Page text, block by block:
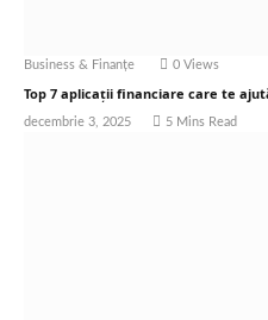
Business & Finanțe 0 Views
Top 7 aplicații financiare care te
decembrie 3, 2025 5 Mins Read